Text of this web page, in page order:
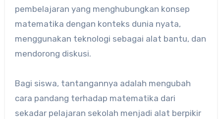
pembelajaran yang menghubungkan konsep
matematika dengan konteks dunia nyata,
menggunakan teknologi sebagai alat bantu, dan
mendorong diskusi.
Bagi siswa, tantangannya adalah mengubah
cara pandang terhadap matematika dari
sekadar pelajaran sekolah menjadi alat berpikir